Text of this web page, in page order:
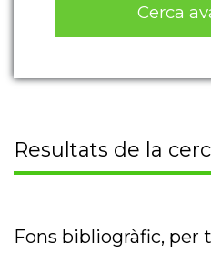
Cerca
Resultats de la
Fons bibliogràfic, per